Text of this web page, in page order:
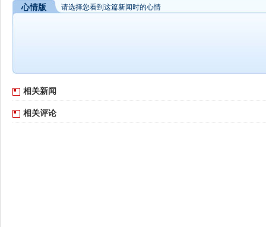
心情版 请选择您看到这篇新闻时的心情
相关新闻
相关评论